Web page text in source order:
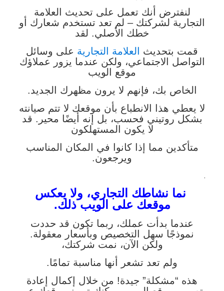
لنفترض أنك تعمل على تحديث العلامة
التجارية لشركتك – لم تعد تستخدم شعارك أو
خطك الأصلي. لقد
قمت بتحديث العلامة التجارية على وسائل
التواصل الاجتماعي، ولكن عندما يزور عملاؤك
موقع الويب
الخاص بك، فإنهم لا يرون مظهرك الجديد.
لا يعطي هذا الانطباع بأن موقعك لا تتم صيانته
بشكل روتيني فحسب، بل إنه أيضًا محير. قد
لا يكون المستهلكون
متأكدين مما إذا كانوا في المكان المناسب
ويرجعون.
.
نما نشاطك التجاري، ولا يعكس
موقعك على الويب ذلك.
عندما بدأت عملك، ربما تكون قد حددت
نموذجًا سهل التخصيص وبأسعار معقولة.
ولكن الآن، نمت شركتك،
ولم تعد تشعر أنها مناسبة تمامًا.
هذه “مشكلة” جيدة! من خلال إكمال إعادة